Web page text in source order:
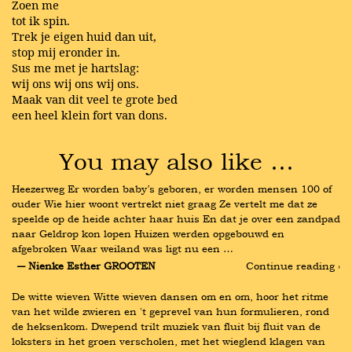
Zoen me
tot ik spin.
Trek je eigen huid dan uit,
stop mij eronder in.
Sus me met je hartslag:
wij ons wij ons wij ons.
Maak van dit veel te grote bed
een heel klein fort van dons.
You may also like …
Heezerweg Er worden baby’s geboren, er worden mensen 100 of
ouder Wie hier woont vertrekt niet graag Ze vertelt me dat ze
speelde op de heide achter haar huis En dat je over een zandpad
naar Geldrop kon lopen Huizen werden opgebouwd en
afgebroken Waar weiland was ligt nu een …
― Nienke Esther GROOTEN
Continue reading ›
De witte wieven Witte wieven dansen om en om, hoor het ritme
van het wilde zwieren en 't geprevel van hun formulieren, rond
de heksenkom. Dwepend trilt muziek van fluit bij fluit van de
loksters in het groen verscholen, met het wieglend klagen van